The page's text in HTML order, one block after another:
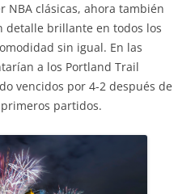
NBA clásicas, ahora también
detalle brillante en todos los
sin igual. En las
a los Portland Trail
vencidos por 4-2 después de
partidos.